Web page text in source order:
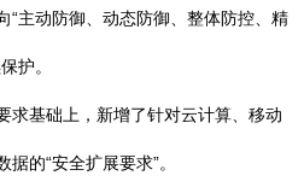
“主动防御、动态防御、整体防控、精
护。
求基础上，新增了针对云计算、移动
的“安全扩展要求”。